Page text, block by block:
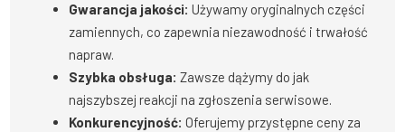
Gwarancja jakości: Używamy oryginalnych części
zamiennych, co zapewnia niezawodność i trwałość
napraw.
Szybka obsługa: Zawsze dążymy do jak
najszybszej reakcji na zgłoszenia serwisowe.
Konkurencyjność: Oferujemy przystępne ceny za